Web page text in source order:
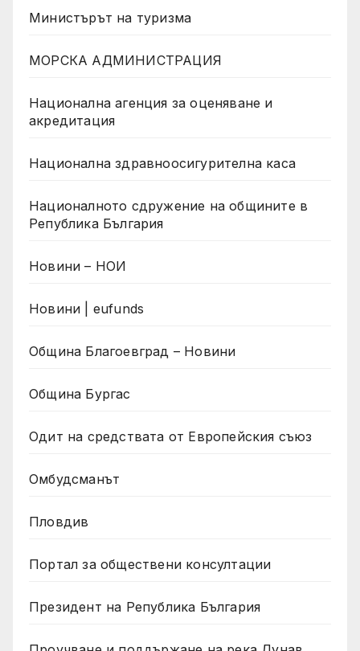
Министърът на туризма
МОРСКА АДМИНИСТРАЦИЯ
Национална агенция за оценяване и
акредитация
Национална здравноосигурителна каса
Националното сдружение на общините в
Република България
Новини – НОИ
Новини | eufunds
Община Благоевград – Новини
Община Бургас
Одит на средствата от Европейския съюз
Омбудсманът
Пловдив
Портал за обществени консултации
Президент на Република България